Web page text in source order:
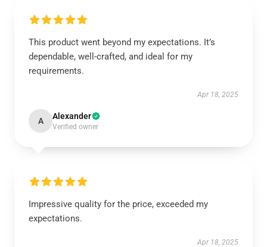
This product went beyond my expectations. It’s
dependable, well-crafted, and ideal for my
requirements.
Apr 18, 2025
A Alexander
Verified owner
Impressive quality for the price, exceeded my
expectations.
Apr 18, 2025